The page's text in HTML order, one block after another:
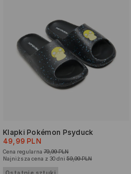
Klapki Pokémon Psyduck
49,99 PLN
Cena regularna 79,99 PLN
Najniższa cena z 30 dni 59,99 PLN